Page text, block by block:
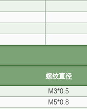
螺纹直径
M3*0.5
M5*0.8